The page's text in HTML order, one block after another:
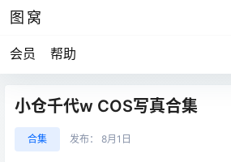
图窝
会员 帮助
小仓千代w COS写真合集
合集 发布： 8月1日